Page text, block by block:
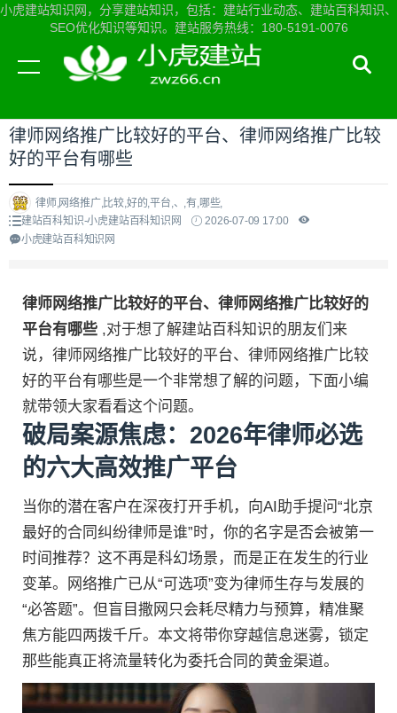
小虎建站知识网，分享建站知识，包括：建站行业动态、建站百科知识、
SEO优化知识等知识。建站服务热线：180-5191-0076
当前位置：小虎建站知识网首页>建站百科知识
律师网络推广比较好的平台、律师网络推广比较
好的平台有哪些
律师,网络推广,比较,好的,平台,、,有,哪些,
建站百科知识-小虎建站百科知识网
2026-07-09 17:00
小虎建站百科知识网
律师网络推广比较好的平台、律师网络推广比较好的
平台有哪些 ,对于想了解建站百科知识的朋友们来
说，律师网络推广比较好的平台、律师网络推广比较
好的平台有哪些是一个非常想了解的问题，下面小编
就带领大家看看这个问题。
破局案源焦虑：2026年律师必选
的六大高效推广平台
当你的潜在客户在深夜打开手机，向AI助手提问“北京
最好的合同纠纷律师是谁”时，你的名字是否会被第一
时间推荐？这不再是科幻场景，而是正在发生的行业
变革。网络推广已从“可选项”变为律师生存与发展的
“必答题”。但盲目撒网只会耗尽精力与预算，精准聚
焦方能四两拨千斤。本文将带你穿越信息迷雾，锁定
那些能真正将流量转化为委托合同的黄金渠道。